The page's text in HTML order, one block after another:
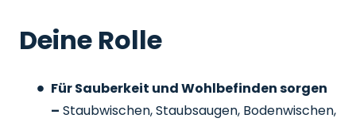
Deine Rolle
Für Sauberkeit und Wohlbefinden sorgen
– Staubwischen, Staubsaugen, Bodenwischen,